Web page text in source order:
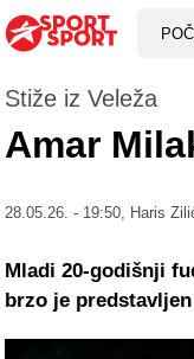
Stiže iz Veleža
Amar
28.05.26. - 19:50, Haris
Mladi 20-godišnji
brzo je